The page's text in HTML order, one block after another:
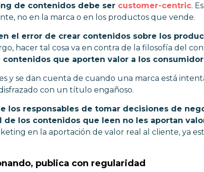
de contenidos debe ser customer-centric.
no en la marca o en los productos que vende.
el error de crear contenidos sobre los
hacer tal cosa va en contra de la filosofía del
contenidos que aporten valor a los
y se dan cuenta de cuando una marca está
con un título engañoso.
los responsables de tomar decisiones de
de los contenidos que leen no les aportan
en la aportación de valor real al cliente, ya
publica con regularidad